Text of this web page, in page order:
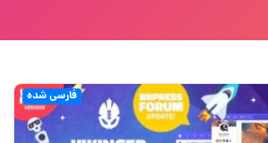
فارسی شده